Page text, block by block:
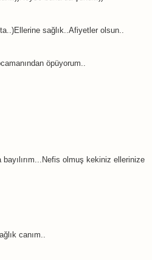
sağlık..Afiyetler olsun..
öpüyorum..
olmuş kekiniz ellerinize
canım..